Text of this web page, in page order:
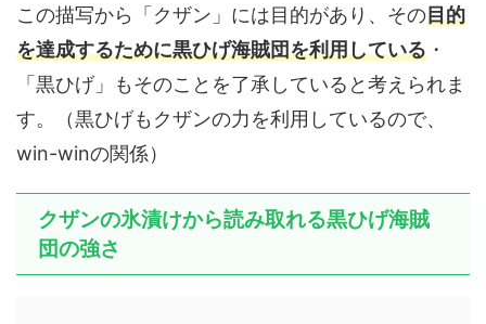
この描写から「クザン」には目的があり、その目的
を達成するために黒ひげ海賊団を利用している ・
「黒ひげ」もそのことを了承していると考えられま
す。（黒ひげもクザンの力を利用しているので、
win-winの関係）
クザンの氷漬けから読み取れる黒ひげ海賊
団の強さ